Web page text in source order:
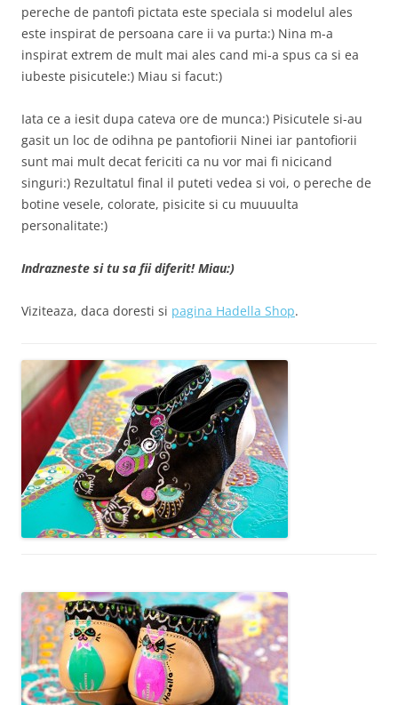
pereche de pantofi pictata este speciala si modelul ales
este inspirat de persoana care ii va purta:) Nina m-a
inspirat extrem de mult mai ales cand mi-a spus ca si ea
iubeste pisicutele:) Miau si facut:)
Iata ce a iesit dupa cateva ore de munca:) Pisicutele si-au
gasit un loc de odihna pe pantofiorii Ninei iar pantofiorii
sunt mai mult decat fericiti ca nu vor mai fi nicicand
singuri:) Rezultatul final il puteti vedea si voi, o pereche de
botine vesele, colorate, pisicite si cu muuuulta
personalitate:)
Indrazneste si tu sa fii diferit! Miau:)
Viziteaza, daca doresti si pagina Hadella Shop.